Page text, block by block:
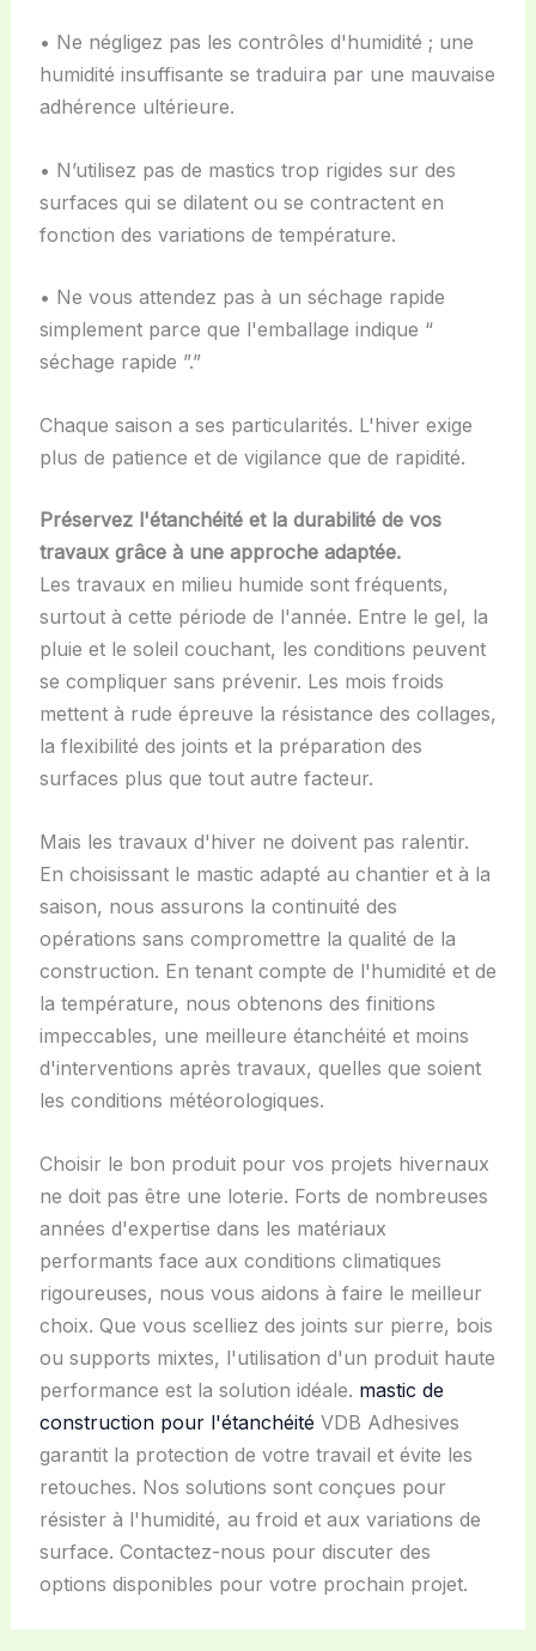
• Ne négligez pas les contrôles d'humidité ; une
humidité insuffisante se traduira par une mauvaise
adhérence ultérieure.
• N’utilisez pas de mastics trop rigides sur des
surfaces qui se dilatent ou se contractent en
fonction des variations de température.
• Ne vous attendez pas à un séchage rapide
simplement parce que l'emballage indique “
séchage rapide ”.”
Chaque saison a ses particularités. L'hiver exige
plus de patience et de vigilance que de rapidité.
Préservez l'étanchéité et la durabilité de vos
travaux grâce à une approche adaptée.
Les travaux en milieu humide sont fréquents,
surtout à cette période de l'année. Entre le gel, la
pluie et le soleil couchant, les conditions peuvent
se compliquer sans prévenir. Les mois froids
mettent à rude épreuve la résistance des collages,
la flexibilité des joints et la préparation des
surfaces plus que tout autre facteur.
Mais les travaux d'hiver ne doivent pas ralentir.
En choisissant le mastic adapté au chantier et à la
saison, nous assurons la continuité des
opérations sans compromettre la qualité de la
construction. En tenant compte de l'humidité et de
la température, nous obtenons des finitions
impeccables, une meilleure étanchéité et moins
d'interventions après travaux, quelles que soient
les conditions météorologiques.
Choisir le bon produit pour vos projets hivernaux
ne doit pas être une loterie. Forts de nombreuses
années d'expertise dans les matériaux
performants face aux conditions climatiques
rigoureuses, nous vous aidons à faire le meilleur
choix. Que vous scelliez des joints sur pierre, bois
ou supports mixtes, l'utilisation d'un produit haute
performance est la solution idéale. mastic de
construction pour l'étanchéité VDB Adhesives
garantit la protection de votre travail et évite les
retouches. Nos solutions sont conçues pour
résister à l'humidité, au froid et aux variations de
surface. Contactez-nous pour discuter des
options disponibles pour votre prochain projet.